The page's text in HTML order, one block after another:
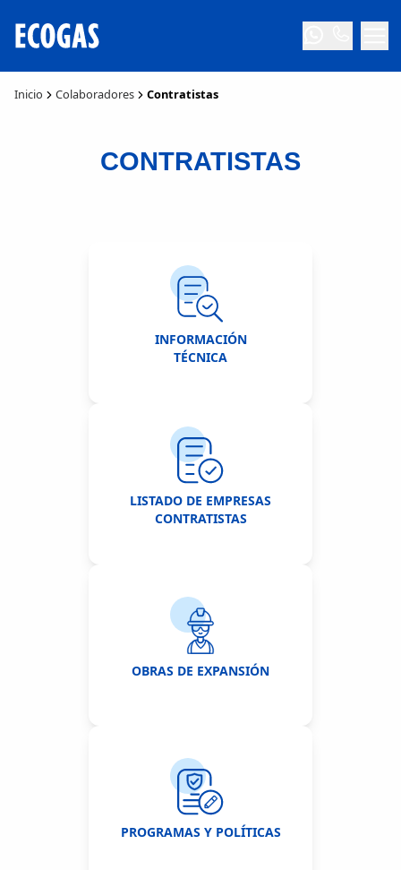
Inicio Colaboradores Contratistas
CONTRATISTAS
INFORMACIÓN
TÉCNICA
LISTADO DE EMPRESAS
CONTRATISTAS
OBRAS DE EXPANSIÓN
PROGRAMAS Y POLÍTICAS